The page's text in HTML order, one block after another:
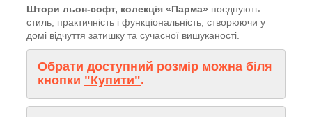
Штори льон-софт, колекція «Парма» поєднують
стиль, практичність і функціональність, створюючи у
домі відчуття затишку та сучасної вишуканості.
Обрати доступний розмір можна біля
кнопки "Купити".